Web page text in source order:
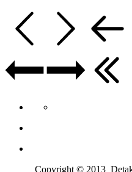
Copyright © 2013